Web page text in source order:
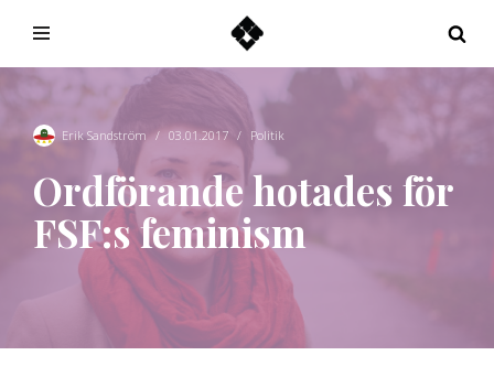
till
Erik Sandström 03.01.2017 Politik
Ordförande hotades för
FSF:s feminism